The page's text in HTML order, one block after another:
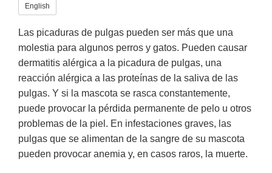
English
Las picaduras de pulgas pueden ser más que una
molestia para algunos perros y gatos. Pueden causar
dermatitis alérgica a la picadura de pulgas, una
reacción alérgica a las proteínas de la saliva de las
pulgas. Y si la mascota se rasca constantemente,
puede provocar la pérdida permanente de pelo u otros
problemas de la piel. En infestaciones graves, las
pulgas que se alimentan de la sangre de su mascota
pueden provocar anemia y, en casos raros, la muerte.